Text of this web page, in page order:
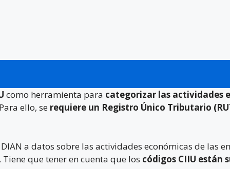
como herramienta para categorizar las actividades
ello, se requiere un Registro Único Tributario
a datos sobre las actividades económicas de las
que tener en cuenta que los códigos CIIU están